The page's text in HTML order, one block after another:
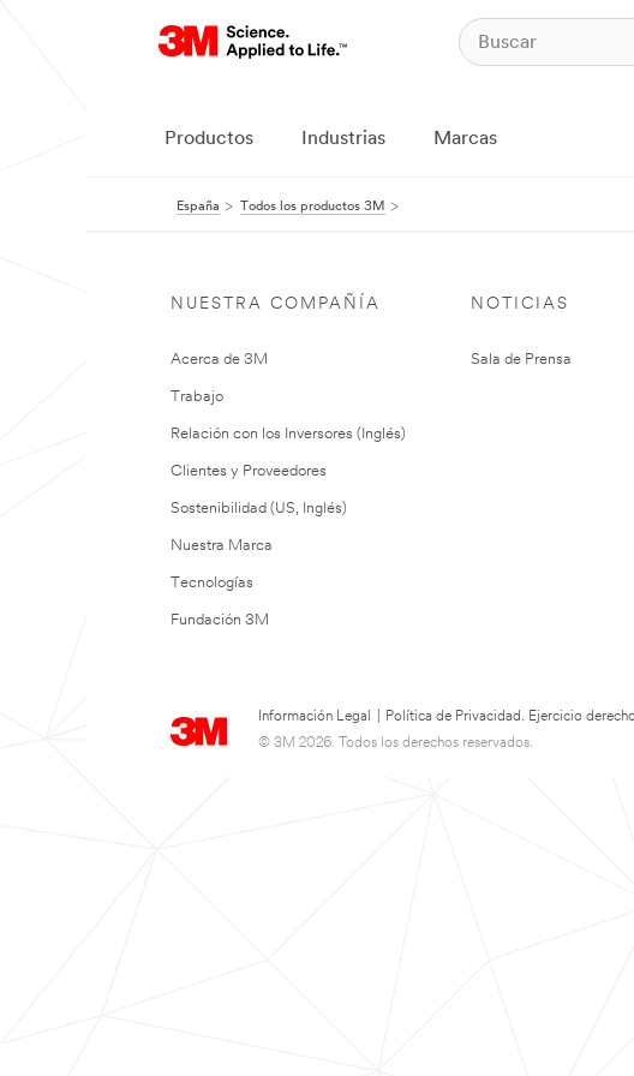
Productos Industrias Marcas
España Todos los productos 3M
NUESTRA COMPAÑÍA
Acerca de 3M
Trabajo
Relación con los Inversores (Inglés)
Clientes y Proveedores
Sostenibilidad (US, Inglés)
Nuestra Marca
Tecnologías
Fundación 3M
NOTICIAS
Sala de Prensa
Información Legal Política de Privacidad. Ejercicio
© 3M 2026. Todos los derechos reservados.